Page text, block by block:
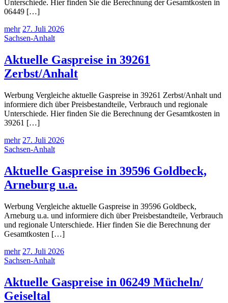
Unterschiede. Hier finden Sie die Berechnung der Gesamtkosten in
06449 […]
mehr 27. Juli 2026
Sachsen-Anhalt
Aktuelle Gaspreise in 39261
Zerbst/Anhalt
Werbung Vergleiche aktuelle Gaspreise in 39261 Zerbst/Anhalt und
informiere dich über Preisbestandteile, Verbrauch und regionale
Unterschiede. Hier finden Sie die Berechnung der Gesamtkosten in
39261 […]
mehr 27. Juli 2026
Sachsen-Anhalt
Aktuelle Gaspreise in 39596 Goldbeck,
Arneburg u.a.
Werbung Vergleiche aktuelle Gaspreise in 39596 Goldbeck,
Arneburg u.a. und informiere dich über Preisbestandteile, Verbrauch
und regionale Unterschiede. Hier finden Sie die Berechnung der
Gesamtkosten […]
mehr 27. Juli 2026
Sachsen-Anhalt
Aktuelle Gaspreise in 06249 Mücheln/
Geiseltal